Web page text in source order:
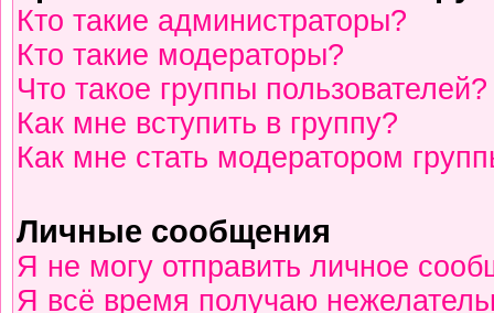
Кто такие администраторы?
Кто такие модераторы?
Что такое группы пользователей?
Как мне вступить в группу?
Как мне стать модератором
Личные сообщения
Я не могу отправить личное
Я всё время получаю